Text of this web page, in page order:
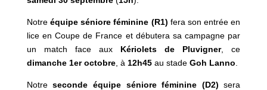
Notre équipe séniore féminine (R1) fera son entrée en
lice en Coupe de France et débutera sa campagne par
un match face aux Kériolets de Pluvigner, ce
dimanche 1er octobre, à 12h45au stade Goh Lanno
Notreseconde équipe séniore féminine (D2) sera